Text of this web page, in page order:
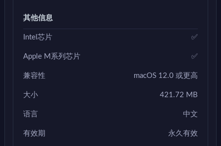
其他信息
Intel芯片 ✅
Apple M系列芯片 ✅
兼容性 macOS 12.0 或更高
大小 421.72 MB
语言 中文
有效期 永久有效